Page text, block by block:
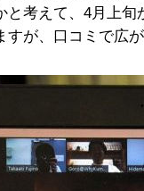
と考えて、4月上
すが、口コミで広